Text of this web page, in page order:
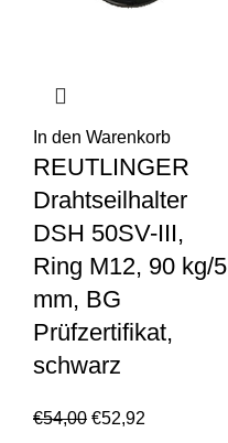
In den Warenkorb
REUTLINGER
Drahtseilhalter
DSH 50SV-III,
Ring M12, 90 kg/5
mm, BG
Prüfzertifikat,
schwarz
€54,00 €52,92